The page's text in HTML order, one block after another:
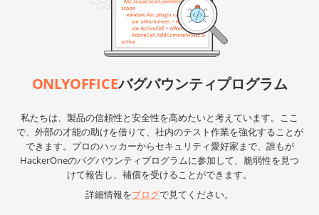
ONLYOFFICEバグバウンティプログラム
私たちは、製品の信頼性と安全性を高めたいと考えています。ここ
で、外部の才能の助けを借りて、社内のテスト作業を強化することが
できます。プロのハッカーからセキュリティ愛好家まで、誰もが
HackerOneのバグバウンティプログラムに参加して、脆弱性を見つ
けて報告し、補償を受けることができます。
詳細情報をブログで見てください。